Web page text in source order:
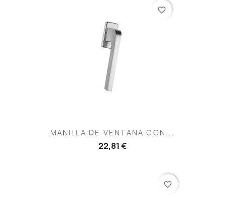
MANILLA DE VENTANA CON...
22,81 €
favorite_border
favorite_border